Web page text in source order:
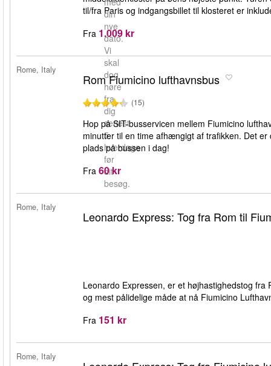
din
nye
dato.
Vi
skal
dog
høre
fra
dig
senest
5
hverdage
før
dit
besøg.
til/fra Paris og indgangsbillet til klosteret er
Fra 1.009 kr
Rome, Italy
Rom Fiumicino lufthavnsbus
(15)
Hop på SIT-busservicen mellem Fiumicino
minutter til en time afhængigt af trafikken. Det
plads på bussen i dag!
Fra 60 kr
Rome, Italy
Leonardo Express: Tog fra Rom til
Leonardo Expressen, er et højhastighedstog
og mest pålidelige måde at nå Fiumicino
Fra 151 kr
Rome, Italy